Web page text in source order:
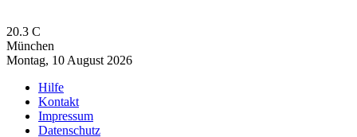
20.3 C
München
Montag, 10 August 2026
Hilfe
Kontakt
Impressum
Datenschutz